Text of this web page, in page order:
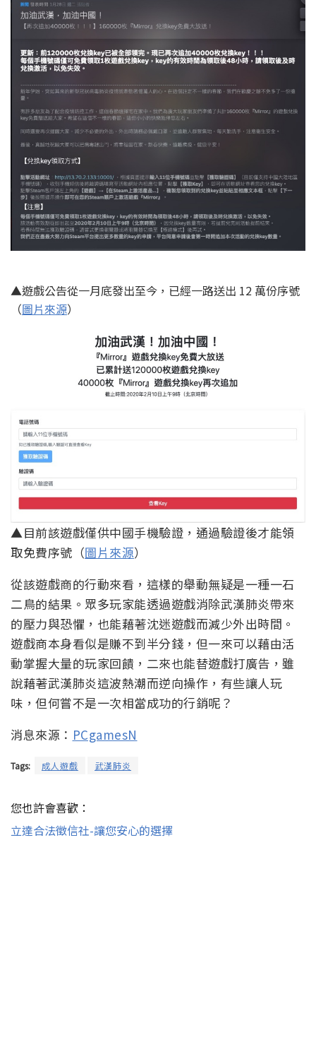
▲遊戲公告從一月底發出至今，已經一路送出 12 萬份序號
（圖片來源）
▲目前該遊戲僅供中國手機驗證，通過驗證後才能領
取免費序號（圖片來源）
從該遊戲商的行動來看，這樣的舉動無疑是一種一石
二鳥的結果。眾多玩家能透過遊戲消除武漢肺炎帶來
的壓力與恐懼，也能藉著沈迷遊戲而減少外出時間。
遊戲商本身看似是賺不到半分錢，但一來可以藉由活
動掌握大量的玩家回饋，二來也能替遊戲打廣告，雖
說藉著武漢肺炎這波熱潮而逆向操作，有些讓人玩
味，但何嘗不是一次相當成功的行銷呢？
消息來源： PCgamesN
Tags: 成人遊戲 武漢肺炎
您也許會喜歡：
立達合法徵信社-讓您安心的選擇